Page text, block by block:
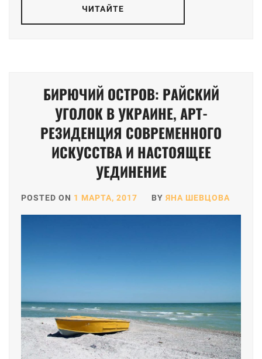
ЧИТАЙТЕ
БИРЮЧИЙ ОСТРОВ: РАЙСКИЙ
УГОЛОК В УКРАИНЕ, АРТ-
РЕЗИДЕНЦИЯ СОВРЕМЕННОГО
ИСКУССТВА И НАСТОЯЩЕЕ
УЕДИНЕНИЕ
POSTED ON 1 МАРТА, 2017 BY ЯНА ШЕВЦОВА